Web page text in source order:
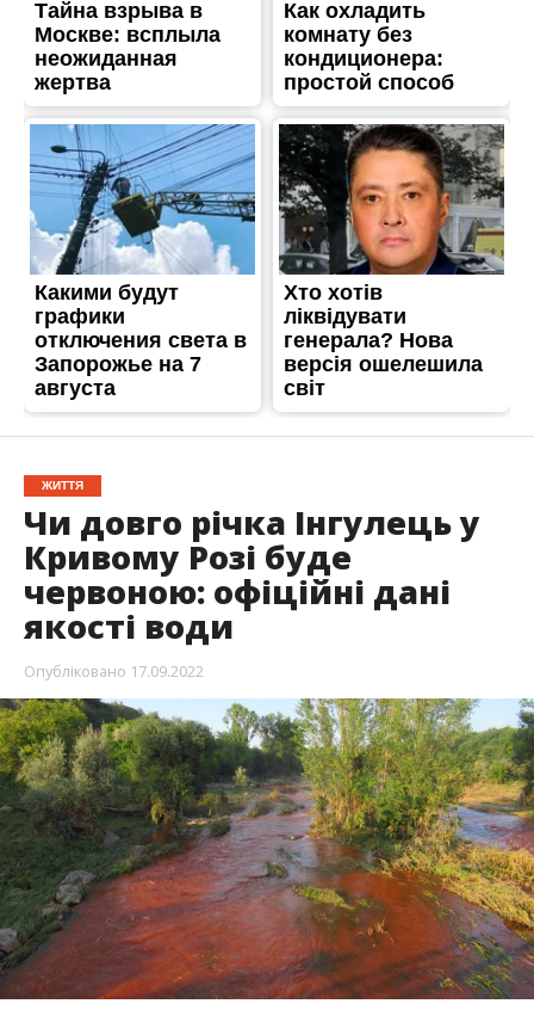
ЖИТТЯ
Чи довго річка Інгулець у
Кривому Розі буде
червоною: офіційні дані
якості води
Опубліковано 17.09.2022